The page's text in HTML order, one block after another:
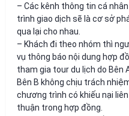
– Các kênh thông tin cá
trình giao dịch sẽ là cơ sở
qua lại cho nhau.
– Khách đi theo nhóm thì
vụ thông báo nội dung hợp
tham gia tour du lịch do Bên
Bên B không chịu trách
chương trình có khiếu nại
thuận trong hợp đồng.